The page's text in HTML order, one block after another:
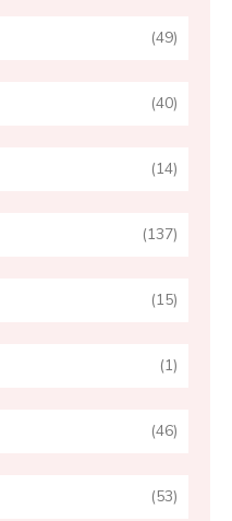
(49)
(40)
(14)
(137)
(15)
(1)
(46)
(53)